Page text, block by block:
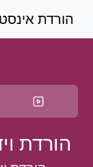
הורדת
הורדת